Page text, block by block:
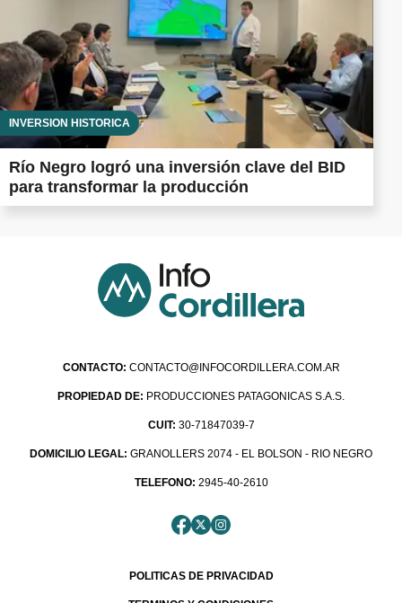
INVERSIÓN HISTÓRICA
Río Negro logró una inversión clave del BID
para transformar la producción
CONTACTO: CONTACTO@INFOCORDILLERA.COM.AR
PROPIEDAD DE: PRODUCCIONES PATAGONICAS S.A.S.
CUIT: 30-71847039-7
DOMICILIO LEGAL: GRANOLLERS 2074 - EL BOLSON - RIO NEGRO
TELEFONO: 2945-40-2610
POLITICAS DE PRIVACIDAD